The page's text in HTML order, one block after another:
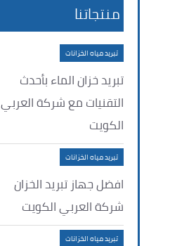
منتجاتنا
تبريد مياه الخزانات
تبريد خزان الماء بأحدث
التقنيات مع شركة العربي
الكويت
تبريد مياه الخزانات
افضل جهاز تبريد الخزان
شركة العربي الكويت
تبريد مياه الخزانات